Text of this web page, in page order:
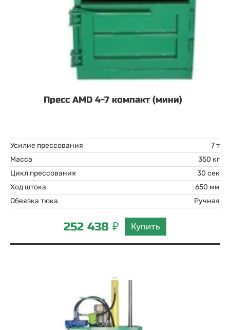
Пресс AMD 4-7 компакт (мини)
Усилие прессования
7 т
Масса
350 кг
Цикл прессования
30 сек
Ход штока
650 мм
Обвязка тюка
Ручная
252 438 ₽ Купить